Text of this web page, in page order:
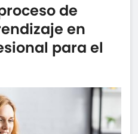
de
en
para el